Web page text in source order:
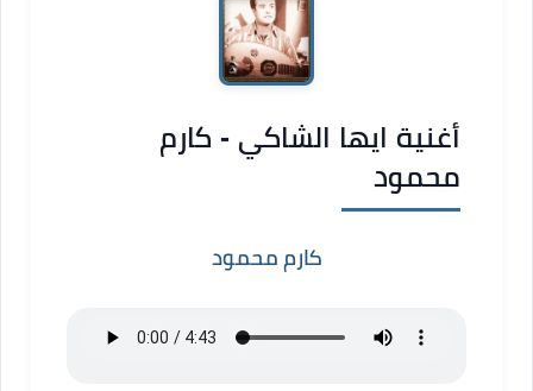
أغنية ايها الشاكي - كارم
محمود
كارم محمود